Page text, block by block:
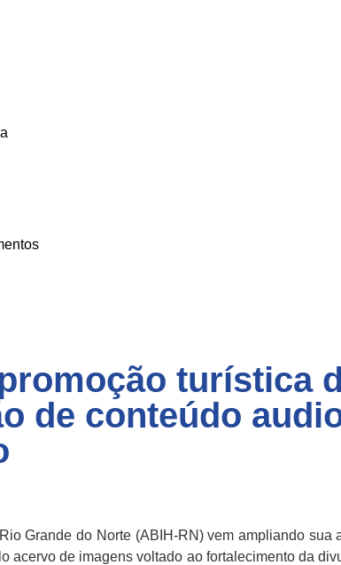
turística
de conteúdo
Grande do Norte (ABIH-RN) vem ampliando
acervo de imagens voltado ao fortalecimento da